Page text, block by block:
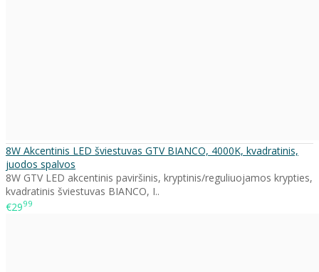
8W Akcentinis LED šviestuvas GTV BIANCO, 4000K, kvadratinis,
juodos spalvos
8W GTV LED akcentinis paviršinis, kryptinis/reguliuojamos krypties,
kvadratinis šviestuvas BIANCO, I..
€2999